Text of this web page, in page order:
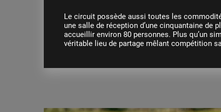
Le circuit possède aussi toutes les
une salle de réception d’une cinquantaine de
accueillir environ 80 personnes. Plus qu’un
véritable lieu de partage mêlant compétition